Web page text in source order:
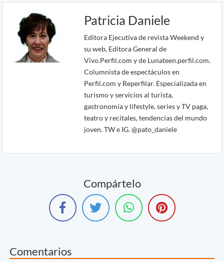
Patricia Daniele
Editora Ejecutiva de revista Weekend y
su web, Editora General de
Vivo.Perfil.com y de Lunateen.perfil.com.
Columnista de espectáculos en
Perfil.com y Reperfilar. Especializada en
turismo y servicios al turista,
gastronomía y lifestyle, series y TV paga,
teatro y recitales, tendencias del mundo
joven. TW e IG. @pato_daniele
Compártelo
Comentarios